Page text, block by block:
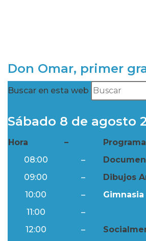
Don Omar, primer
Buscar en esta web
Sábado 8 de agosto
Hora –
Programa
08:00
–
09:00
–
Dibujos
10:00
–
11:00
–
12:00
–